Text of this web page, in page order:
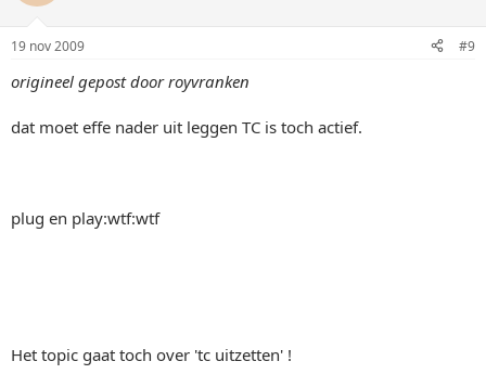
19 nov 2009 #9
origineel gepost door royvranken
dat moet effe nader uit leggen TC is toch actief.
plug en play:wtf:wtf
Het topic gaat toch over 'tc uitzetten' !